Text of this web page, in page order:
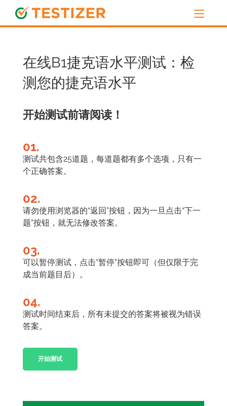
在线B1捷克语水平测试：检
测您的捷克语水平
开始测试前请阅读！
01.
测试共包含25道题，每道题都有多个选项，只有一
个正确答案。
02.
请勿使用浏览器的“返回”按钮，因为一旦点击“下一
题”按钮，就无法修改答案。
03.
可以暂停测试，点击“暂停”按钮即可（但仅限于完
成当前题目后）。
04.
测试时间结束后，所有未提交的答案将被视为错误
答案。
开始测试